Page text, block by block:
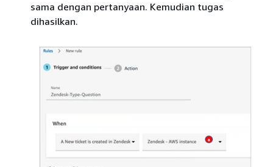
sama dengan pertanyaan. Kemudian tugas
dihasilkan.